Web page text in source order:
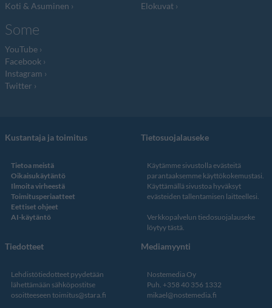
Koti & Asuminen
Elokuvat
Some
YouTube
Facebook
Instagram
Twitter
Kustantaja ja toimitus
Tietoa meistä
Oikaisukäytäntö
Ilmoita virheestä
Toimitusperiaatteet
Eettiset ohjeet
AI-käytäntö
Tietosuojalauseke
Käytämme sivustolla evästeitä
parantaaksemme käyttökokemustasi.
Käyttämällä sivustoa hyväksyt
evästeiden tallentamisen laitteellesi.
Verkkopalvelun tiedosuojalauseke
löytyy tästä.
Tiedotteet
Lehdistötiedotteet pyydetään
lähettämään sähköpostitse
osoitteeseen toimitus@stara.fi
Mediamyynti
Nostemedia Oy
Puh. +358 40 356 1332
mikael@nostemedia.fi